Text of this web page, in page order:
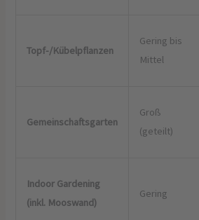
Topf-/Kübelpflanzen
Gering bis
Mittel
Gemeinschaftsgarten
Groß
(geteilt)
Indoor Gardening
(inkl. Mooswand)
Gering